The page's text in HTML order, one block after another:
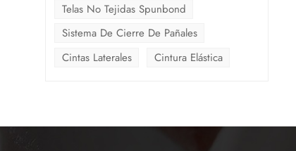
Telas No Tejidas Spunbond
Sistema De Cierre De Pañales
Cintas Laterales
Cintura Elástica